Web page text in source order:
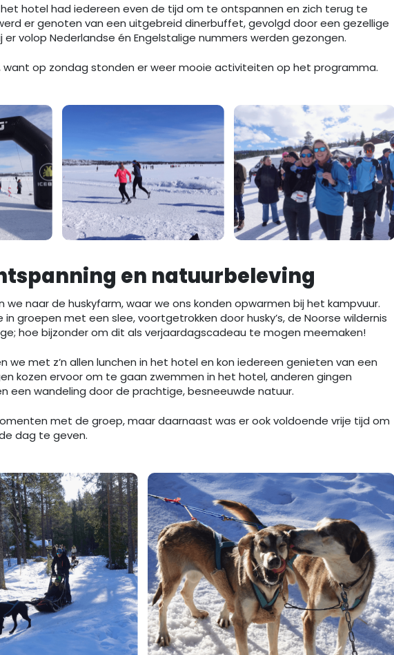
hotel had iedereen even de tijd om te ontspannen en zich terug te
er genoten van een uitgebreid dinerbuffet, gevolgd door een gezellige
er volop Nederlandse én Engelstalige nummers werden gezongen.
op zondag stonden er weer mooie activiteiten op het programma.
en natuurbeleving
we naar de huskyfarm, waar we ons konden opwarmen bij het kampvuur.
in groepen met een slee, voortgetrokken door husky’s, de Noorse wildernis
hoe bijzonder om dit als verjaardagscadeau te mogen meemaken!
we met z’n allen lunchen in het hotel en kon iedereen genieten van een
kozen ervoor om te gaan zwemmen in het hotel, anderen gingen
een wandeling door de prachtige, besneeuwde natuur.
met de groep, maar daarnaast was er ook voldoende vrije tijd om
dag te geven.